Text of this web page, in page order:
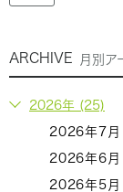
ARCHIVE 月別ア
2026年 (25)
2026年7
2026年6
2026年5